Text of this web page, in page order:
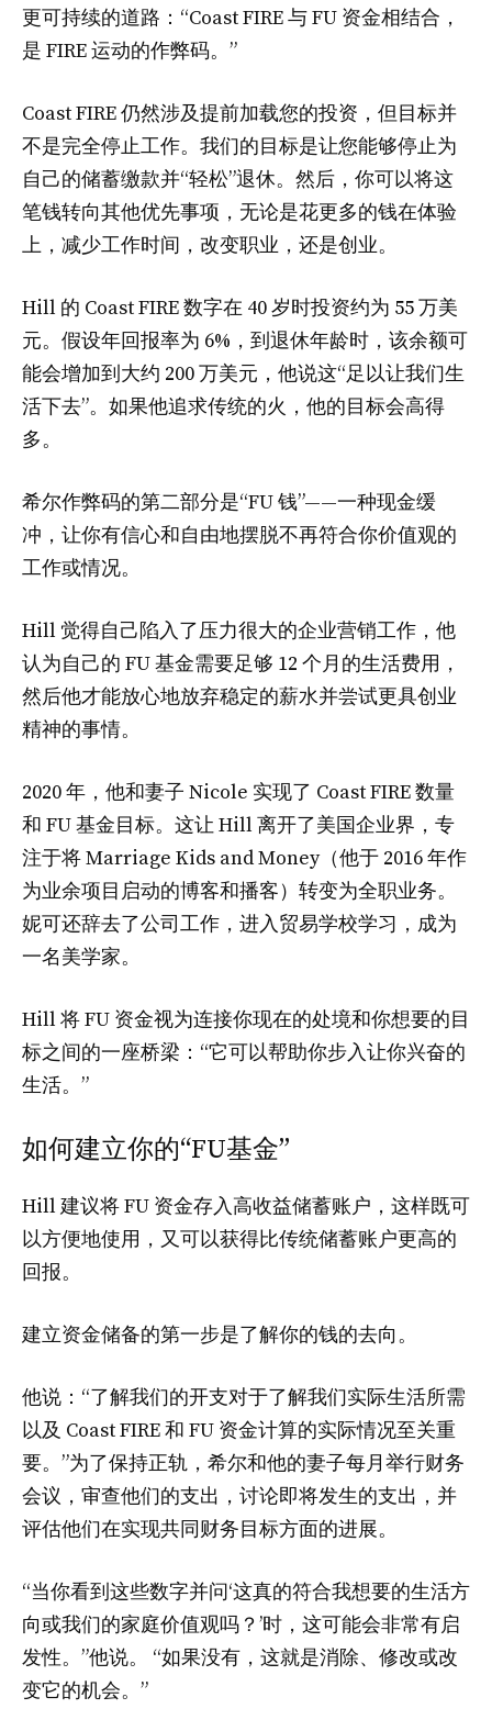
更可持续的道路：“Coast FIRE 与 FU 资金相结合，
是 FIRE 运动的作弊码。”
Coast FIRE 仍然涉及提前加载您的投资，但目标并
不是完全停止工作。我们的目标是让您能够停止为
自己的储蓄缴款并“轻松”退休。然后，你可以将这
笔钱转向其他优先事项，无论是花更多的钱在体验
上，减少工作时间，改变职业，还是创业。
Hill 的 Coast FIRE 数字在 40 岁时投资约为 55 万美
元。假设年回报率为 6%，到退休年龄时，该余额可
能会增加到大约 200 万美元，他说这“足以让我们生
活下去”。如果他追求传统的火，他的目标会高得
多。
希尔作弊码的第二部分是“FU 钱”——一种现金缓
冲，让你有信心和自由地摆脱不再符合你价值观的
工作或情况。
Hill 觉得自己陷入了压力很大的企业营销工作，他
认为自己的 FU 基金需要足够 12 个月的生活费用，
然后他才能放心地放弃稳定的薪水并尝试更具创业
精神的事情。
2020 年，他和妻子 Nicole 实现了 Coast FIRE 数量
和 FU 基金目标。这让 Hill 离开了美国企业界，专
注于将 Marriage Kids and Money（他于 2016 年作
为业余项目启动的博客和播客）转变为全职业务。
妮可还辞去了公司工作，进入贸易学校学习，成为
一名美学家。
Hill 将 FU 资金视为连接你现在的处境和你想要的目
标之间的一座桥梁：“它可以帮助你步入让你兴奋的
生活。”
如何建立你的“FU基金”
Hill 建议将 FU 资金存入高收益储蓄账户，这样既可
以方便地使用，又可以获得比传统储蓄账户更高的
回报。
建立资金储备的第一步是了解你的钱的去向。
他说：“了解我们的开支对于了解我们实际生活所需
以及 Coast FIRE 和 FU 资金计算的实际情况至关重
要。”为了保持正轨，希尔和他的妻子每月举行财务
会议，审查他们的支出，讨论即将发生的支出，并
评估他们在实现共同财务目标方面的进展。
“当你看到这些数字并问‘这真的符合我想要的生活方
向或我们的家庭价值观吗？’时，这可能会非常有启
发性。”他说。 “如果没有，这就是消除、修改或改
变它的机会。”